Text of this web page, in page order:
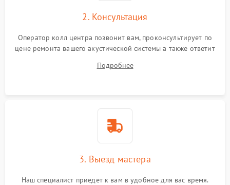
2. Консультация
Оператор колл центра позвонит вам, проконсультирует по
цене ремонта вашего акустической системы а также ответит
Подробнее
3. Выезд мастера
Наш специалист приедет к вам в удобное для вас время.